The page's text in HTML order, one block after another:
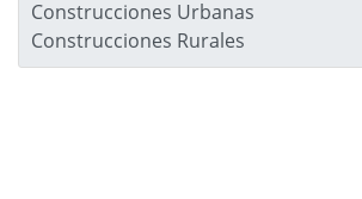
Construcciones Urbanas
Construcciones Rurales